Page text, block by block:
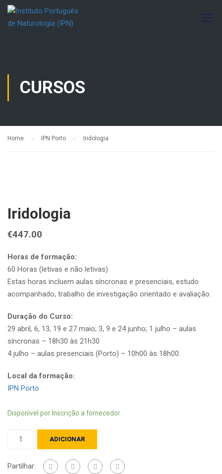
CURSOS
Home IPN Porto Iridologia
Iridologia
€447.00
Horas de formação:
60 Horas (letivas e não letivas)
Estas horas incluem aulas síncronas e presenciais, estudo
acompanhado, trabalho de investigação orientado e avaliação.
Duração do Curso:
29 abril, 6, 13, 19 e 27 maio; 3, 9 e 24 junho; 1 julho – aulas
síncronas – 18h30 às 21h30
4 julho – aulas presenciais (Porto) – 10h00 às 18h00.
Local da formação:
IPN Porto
Disponível por Inscrição a fornecedor
Quantidade
ADICIONAR
Partilhar: